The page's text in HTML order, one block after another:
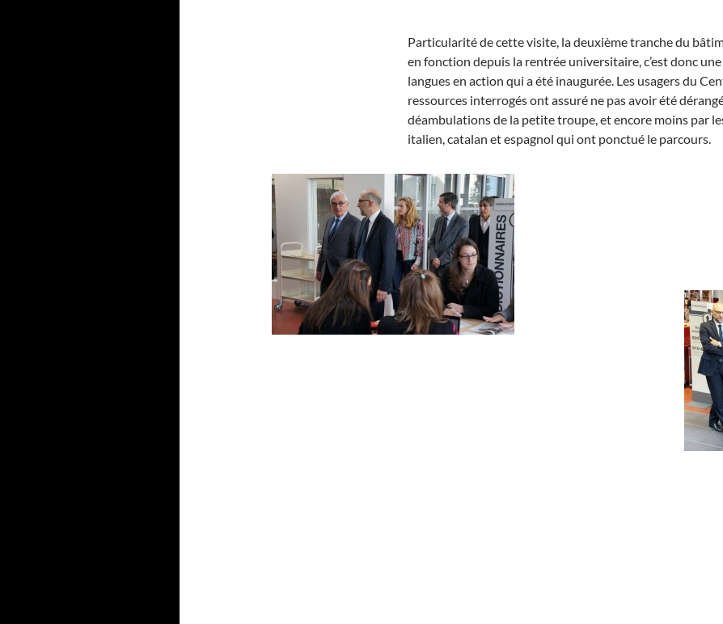
Particularité de cette visite, la deuxième tranche du
en fonction depuis la rentrée universitaire, c’est donc
langues en action qui a été inaugurée. Les usagers du
ressources interrogés ont assuré ne pas avoir été
déambulations de la petite troupe, et encore moins par
italien, catalan et espagnol qui ont ponctué le parcours.